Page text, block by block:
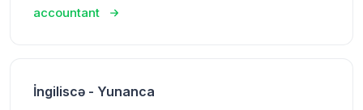
accountant
İngiliscə - Yunanca